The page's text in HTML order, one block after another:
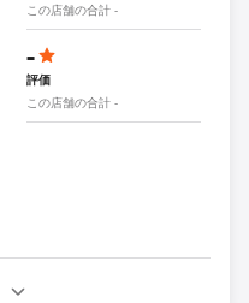
この店舗の合計 -
-
評価
この店舗の合計 -